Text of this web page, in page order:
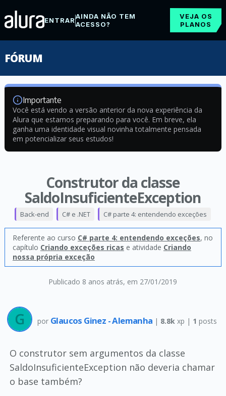
ENTRARAINDA NÃO TEM
ACESSO?
VEJA OS
PLANOS
FÓRUM
Importante
Você está vendo a versão anterior da nova experiência da
Alura que estamos preparando para você. Em breve, ela
ganha uma identidade visual novinha totalmente pensada
em potencializar seus estudos!
Construtor da classe
SaldoInsuficienteException
Publicado 8 anos atrás, em 27/01/2019
Back-end C# e .NET C# parte 4: entendendo exceções
Referente ao curso C# parte 4: entendendo exceções, no
capítulo Criando exceções ricas e atividade Criando
nossa própria exceção
por Glaucos Ginez - Alemanha | 8.8k xp | 1 posts
O construtor sem argumentos da classe
SaldoInsuficienteException não deveria chamar
o base também?